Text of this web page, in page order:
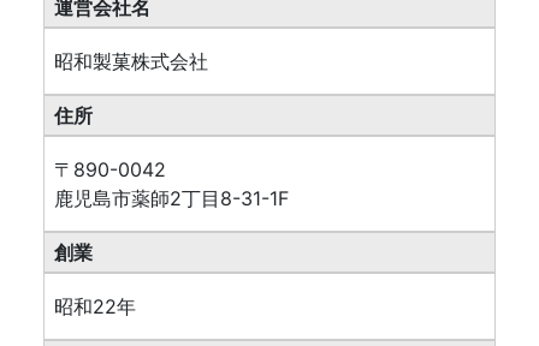
運営会社名
昭和製菓株式会社
住所
〒890-0042
鹿児島市薬師2丁目8-31-1F
創業
昭和22年